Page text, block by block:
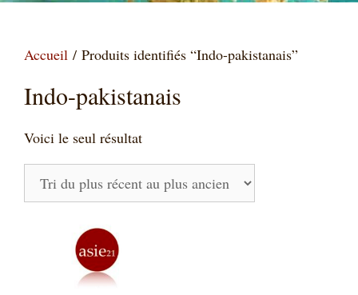
Accueil / Produits identifiés “Indo-pakistanais”
Indo-pakistanais
Voici le seul résultat